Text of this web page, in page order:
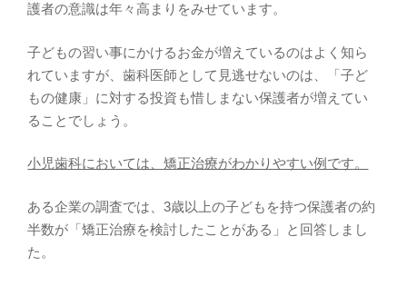
護者の意識は年々高まりをみせています。
子どもの習い事にかけるお金が増えているのはよく知ら
れていますが、歯科医師として見逃せないのは、「子ど
もの健康」に対する投資も惜しまない保護者が増えてい
ることでしょう。
小児歯科においては、矯正治療がわかりやすい例です。
ある企業の調査では、3歳以上の子どもを持つ保護者の約
半数が「矯正治療を検討したことがある」と回答しまし
た。